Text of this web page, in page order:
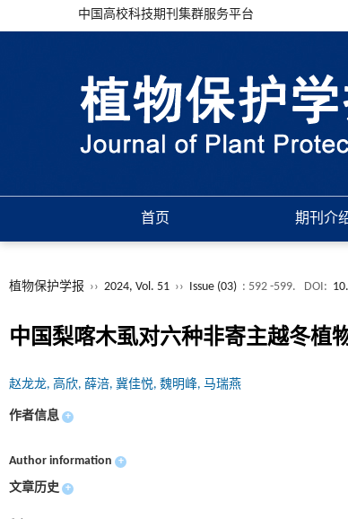
中国高校科技期刊集群服务平台
首页 期刊介
植物保护学报 ›› 2024, Vol. 51 ›› Issue (03) : 592 -599. DOI:
中国梨喀木虱对六种非寄主越冬植
赵龙龙, 高欣, 薛涪, 冀佳悦, 魏明峰, 马瑞燕
作者信息 +
Author information +
文章历史 +